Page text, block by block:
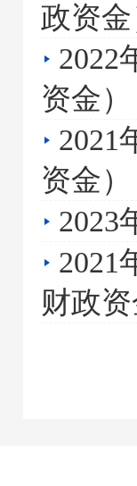
政资
2022
资金）
2021
资金）
2023
2021
财政